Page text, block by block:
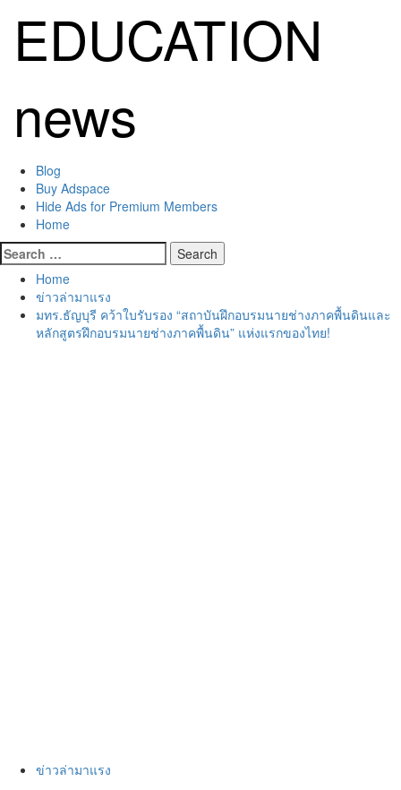
content
EDUCATION
news
Primary
Menu
Blog
Buy Adspace
Hide Ads for Premium Members
Home
Search
for:
Home
ข่าวล่ามาแรง
มทร.ธัญบุรี คว้าใบรับรอง “สถาบันฝึกอบรมนายช่างภาคพื้นดินและ
หลักสูตรฝึกอบรมนายช่างภาคพื้นดิน” แห่งแรกของไทย!
ข่าวล่ามาแรง